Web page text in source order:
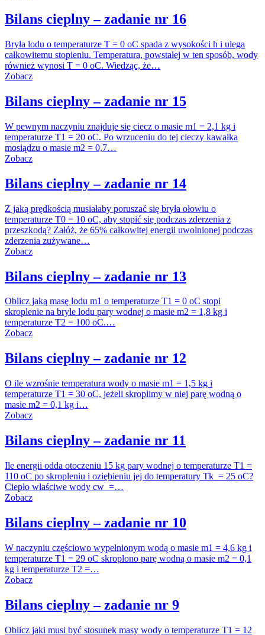
Bilans cieplny – zadanie nr 16
Bryła lodu o temperaturze T = 0 oC spada z wysokości h i ulega
całkowitemu stopieniu. Temperatura, powstałej w ten sposób, wody
również wynosi T = 0 oC. Wiedząc, że…
Zobacz
Bilans cieplny – zadanie nr 15
W pewnym naczyniu znajduje się ciecz o masie m1 = 2,1 kg i
temperaturze T1 = 20 oC. Po wrzuceniu do tej cieczy kawałka
mosiądzu o masie m2 = 0,7…
Zobacz
Bilans cieplny – zadanie nr 14
Z jaką prędkością musiałaby poruszać się bryła ołowiu o
temperaturze T0 = 10 oC, aby stopić się podczas zderzenia z
przeszkodą? Załóż, że 65% całkowitej energii uwolnionej podczas
zderzenia zużywane…
Zobacz
Bilans cieplny – zadanie nr 13
Oblicz jaką masę lodu m1 o temperaturze T1 = 0 oC stopi
skroplenie na bryle lodu pary wodnej o masie m2 = 1,8 kg i
temperaturze T2 = 100 oC.…
Zobacz
Bilans cieplny – zadanie nr 12
O ile wzrośnie temperatura wody o masie m1 = 1,5 kg i
temperaturze T1 = 30 oC, jeżeli skroplimy w niej parę wodną o
masie m2 = 0,1 kg i…
Zobacz
Bilans cieplny – zadanie nr 11
Ile energii odda otoczeniu 15 kg pary wodnej o temperaturze T1 =
110 oC po skropleniu i oziębieniu jej do temperatury Tk = 25 oC?
Ciepło właściwe wody cw =…
Zobacz
Bilans cieplny – zadanie nr 10
W naczyniu częściowo wypełnionym wodą o masie m1 = 4,6 kg i
temperaturze T1 = 29 oC skroplono parę wodną o masie m2 = 0,1
kg i temperaturze T2 =…
Zobacz
Bilans cieplny – zadanie nr 9
Oblicz jaki musi być stosunek masy wody o temperaturze T1 = 12